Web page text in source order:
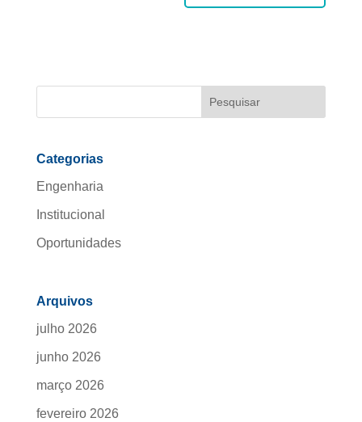
Categorias
Engenharia
Institucional
Oportunidades
Arquivos
julho 2026
junho 2026
março 2026
fevereiro 2026